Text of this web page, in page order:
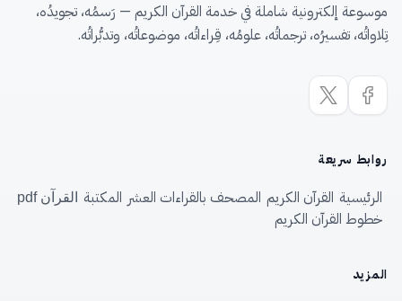
موسوعة إلكترونية شاملة في خدمة القرآن الكريم — رَسمُه، تجويدُه،
تِلاواتُه، تفسيرُه، ترجماتُه، علومُه، قِراءاتُه، موضوعاتُه، وتدبُّراتُه.
روابط سريعة
الرئيسية القرآن الكريم المصحف بالقراءات العشر المكتبة القرآن pdf
خطوط القرآن الكريم
المزيد